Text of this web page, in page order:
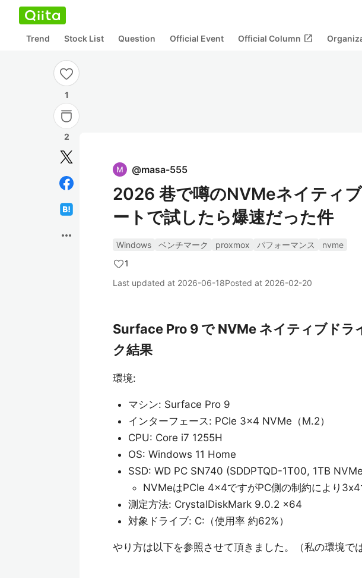
Trend Stock List Question Official Event Official Column open_in_new
1
2
more_horiz
@masa-555
2026 巷で噂のNVMeネイティ
ートで試したら爆速だった件
Windows ベンチマーク proxmox パフォーマンス
nvme
1
Last updated at 2026-06-18Posted at 2026-02-20
Surface Pro 9 で NVMe ネイティブドラ
ク結果
環境:
マシン: Surface Pro 9
インターフェース: PCIe 3x4 NVMe（M.2）
CPU: Core i7 1255H
OS: Windows 11 Home
SSD: WD PC SN740 (SDDPTQD-1T00, 1TB
NVMeはPCIe 4x4ですがPC側の制約により
測定方法: CrystalDiskMark 9.0.2 x64
対象ドライブ: C:（使用率 約62%）
やり方は以下を参照させて頂きました。（私の環境で